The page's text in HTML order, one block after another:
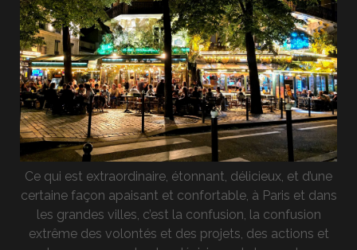
Ce qui est extraordinaire, étonnant, délicieux, et d’une
certaine façon apaisant et confortable, à Paris et dans
les grandes villes, c’est la confusion, la confusion
extrême des volontés et des projets, des actions et